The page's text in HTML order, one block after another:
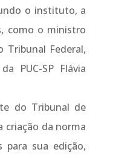
o instituto, a
como o ministro
Tribunal Federal,
PUC-SP Flávia
do Tribunal de
criação da norma
para sua edição,